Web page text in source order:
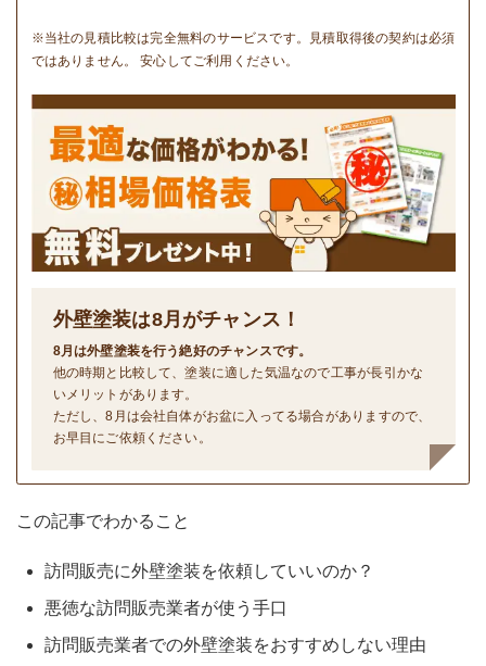
※当社の見積比較は完全無料のサービスです。見積取得後の契約は必須
ではありません。 安心してご利用ください。
外壁塗装は8月がチャンス！
8月は外壁塗装を行う絶好のチャンスです。
他の時期と比較して、塗装に適した気温なので工事が長引かな
いメリットがあります。
ただし、8月は会社自体がお盆に入ってる場合がありますので、
お早目にご依頼ください。
この記事でわかること
訪問販売に外壁塗装を依頼していいのか？
悪徳な訪問販売業者が使う手口
訪問販売業者での外壁塗装をおすすめしない理由